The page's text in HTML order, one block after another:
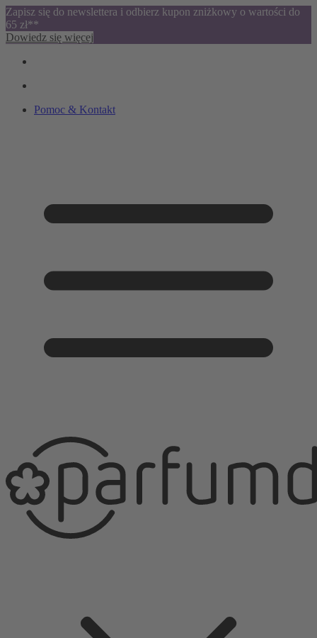
Zapisz się do newslettera i odbierz kupon zniżkowy o wartości do
65 zł**
Dowiedz się więcej
Pomoc & Kontakt